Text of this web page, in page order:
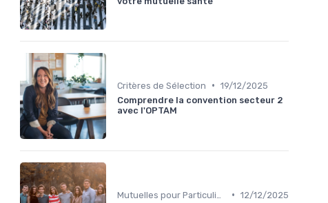
Critères de Sélection • 19/12/2025
Comprendre la convention secteur 2
avec l'OPTAM
• 12/12/2025